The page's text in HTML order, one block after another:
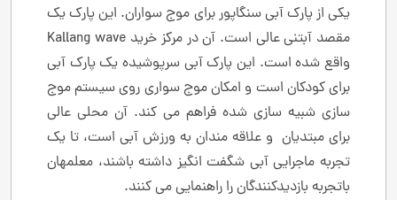
یکی از پارک آبی سنگاپور برای موج سواران. این پارک یک
مقصد آبتنی عالی است. آن در مرکز خرید Kallang wave
واقع شده است. این پارک آبی سرپوشیده یک پارک آبی
برای کودکان است و امکان موج سواری روی سیستم موج
سازی شبیه سازی شده فراهم می کند. آن محلی عالی
برای مبتدیان و علاقه مندان به ورزش آبی است، تا یک
تجربه ماجرایی آبی شگفت انگیز داشته باشند، معلمهان
باتجربه بازدیدکنندگان را راهنمایی می کنند.